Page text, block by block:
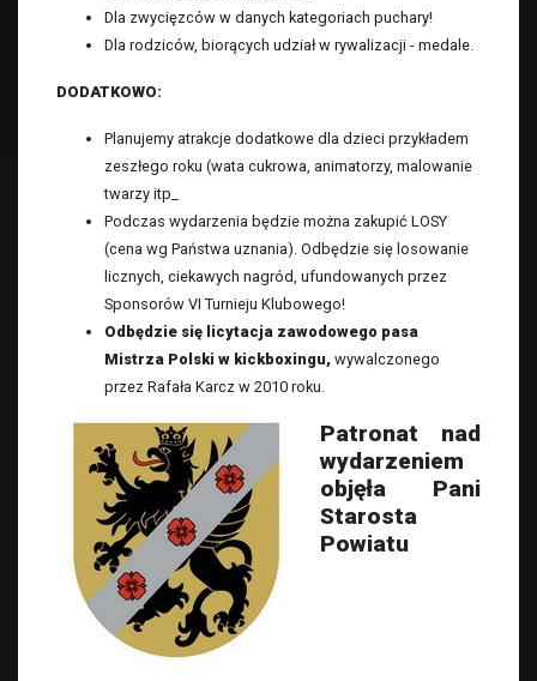
Dla zwycięzców w danych kategoriach puchary!
Dla rodziców, biorących udział w rywalizacji - medale.
DODATKOWO:
Planujemy atrakcje dodatkowe dla dzieci przykładem
zeszłego roku (wata cukrowa, animatorzy, malowanie
twarzy itp_
Podczas wydarzenia będzie można zakupić LOSY
(cena wg Państwa uznania). Odbędzie się losowanie
licznych, ciekawych nagród, ufundowanych przez
Sponsorów VI Turnieju Klubowego!
Odbędzie się licytacja zawodowego pasa
Mistrza Polski w kickboxingu, wywalczonego
przez Rafała Karcz w 2010 roku.
Patronat nad
wydarzeniem
objęła Pani
Starosta
Powiatu